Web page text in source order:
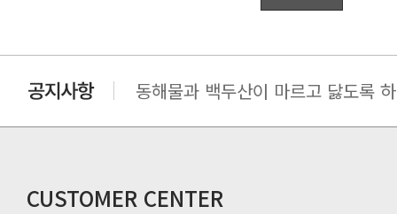
동해물과 백두산이 마르고 닳도록
CUSTOMER CENTER